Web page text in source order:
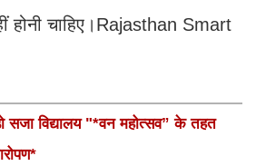
होनी चाहिए।Rajasthan Smart
सजा विद्यालय "*वन महोत्सव” के तहत